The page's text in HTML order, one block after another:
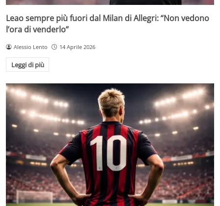
Leao sempre più fuori dal Milan di Allegri: “Non vedono
l’ora di venderlo”
Alessio Lento 14 Aprile 2026
Leggi di più